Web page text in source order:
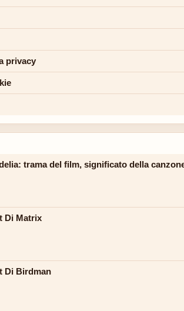
privacy
trama del film, significato della
Di Matrix
Di Birdman